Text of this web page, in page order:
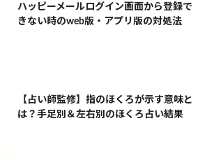
ハッピーメールログイン画面から登録で
きない時のweb版・アプリ版の対処法
【占い師監修】指のほくろが示す意味と
は？手足別＆左右別のほくろ占い結果